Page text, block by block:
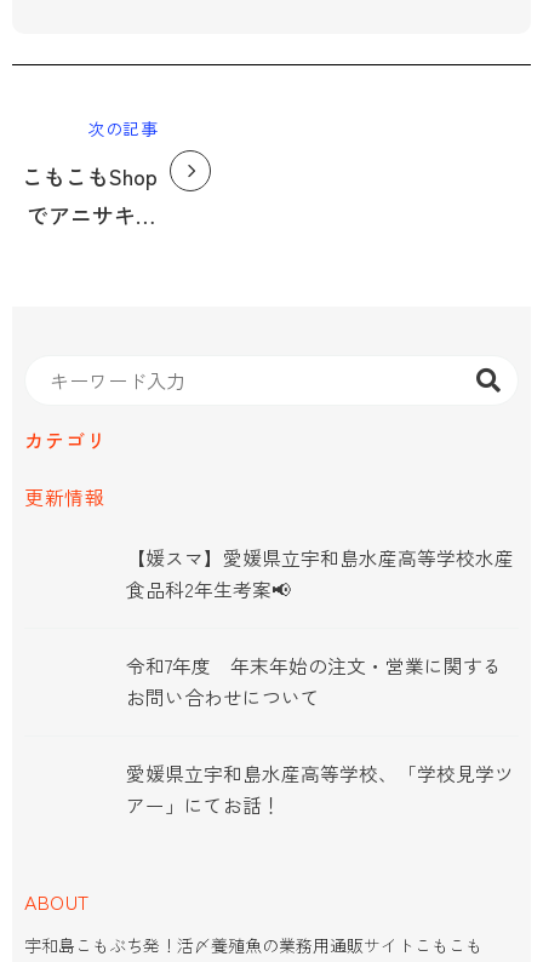
次の記事
こもこもShop
でアニサキス
カテゴリ
更新情報
【媛スマ】愛媛県立宇和島水産高等学校水産
食品科2年生考案📢
令和7年度 年末年始の注文・営業に関する
お問い合わせについて
愛媛県立宇和島水産高等学校、「学校見学ツ
アー」にてお話！
ABOUT
宇和島こもぶち発！活〆養殖魚の業務用通販サイトこもこも